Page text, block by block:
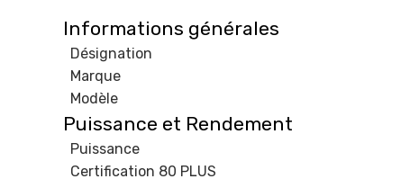
Informations générales
Désignation
Marque
Modèle
Puissance et Rendement
Puissance
Certification 80 PLUS